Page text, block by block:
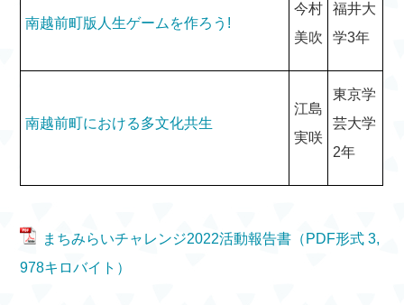
南越前町版人生ゲームを作ろう!
今村
美吹
福井大
学3年
南越前町における多文化共生
江島
実咲
東京学
芸大学
2年
まちみらいチャレンジ2022活動報告書（PDF形式 3,
978キロバイト）